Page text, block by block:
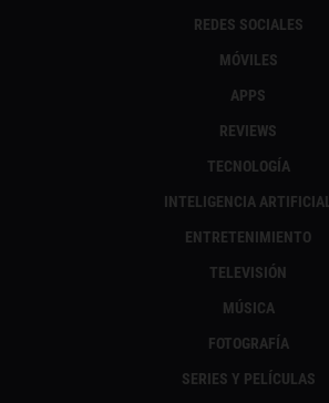
REDES SOCIALES
MÓVILES
APPS
REVIEWS
TECNOLOGÍA
INTELIGENCIA ARTIFICIAL
ENTRETENIMIENTO
TELEVISIÓN
MÚSICA
FOTOGRAFÍA
SERIES Y PELÍCULAS